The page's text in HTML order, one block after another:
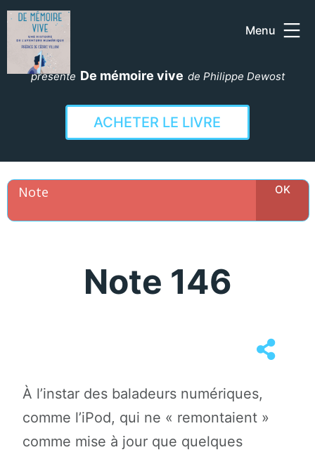
Aller
contenu
Menu
présente De mémoire vive de Philippe Dewost
ACHETER LE LIVRE
Note 146
À l’instar des baladeurs numériques,
comme l’iPod, qui ne « remontaient »
comme mise à jour que quelques